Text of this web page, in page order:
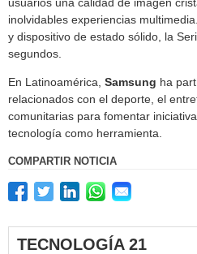
inolvidables experiencias
y dispositivo de estado sólido, la
segundos.
En Latinoamérica, Samsung ha
relacionados con el deporte, el
comunitarias para fomentar
tecnología como herramienta.
COMPARTIR NOTICIA
TECNOLOGÍA 21